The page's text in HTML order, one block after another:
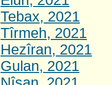
Tebax, 2021
Tîrmeh, 2021
Hezîran, 2021
Gulan, 2021